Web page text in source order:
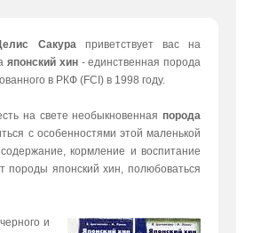
Сакура приветствует вас на
японский хин- единственная порода
в РКФ (FCI) в 1998 году.
на свете необыкновенная порода
с особенностями этой маленькой
кормление и воспитание
породы японский хин, полюбоваться
и